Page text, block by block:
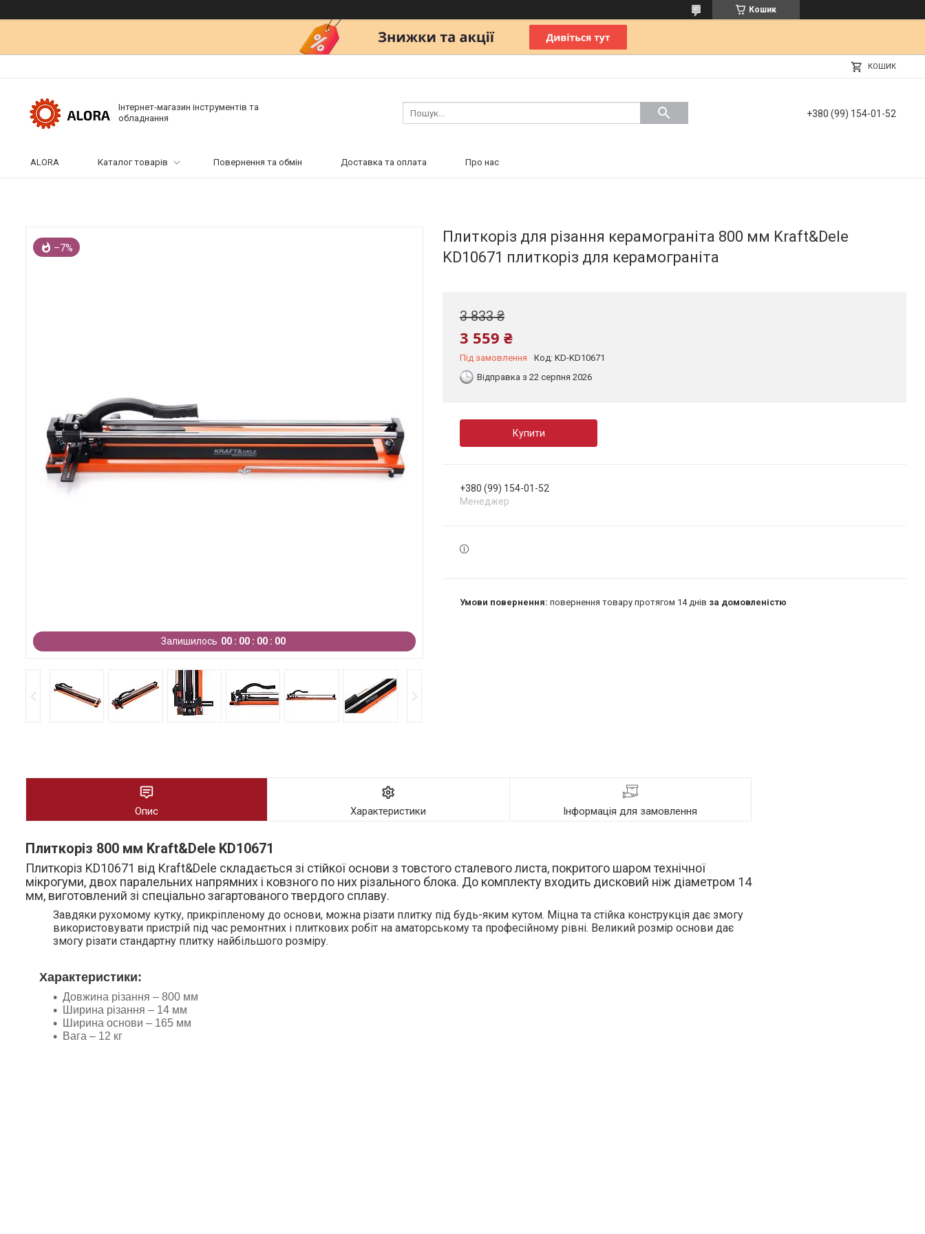
Кошик
КОШИК
Інтернет-магазин інструментів та
обладнання
+380 (99) 154-01-52
ALORA Каталог товарів Повернення та обмін Доставка та оплата Про нас
Залишилось 00 00 00 00
–7%
Плиткоріз для різання керамограніта 800 мм Kraft&Dele
KD10671 плиткоріз для керамограніта
3 833 ₴
3 559 ₴
Під замовлення Код: KD-KD10671
Відправка з 22 серпня 2026
Купити
+380 (99) 154-01-52
Менеджер
повернення товару протягом 14 днів за домовленістю
Опис Характеристики Інформація для замовлення
Плиткоріз 800 мм Kraft&Dele KD10671
Плиткоріз KD10671 від Kraft&Dele складається зі стійкої основи з товстого сталевого листа, покритого шаром технічної
мікрогуми, двох паралельних напрямних і ковзного по них різального блока. До комплекту входить дисковий ніж діаметром 14
мм, виготовлений зі спеціально загартованого твердого сплаву.
Завдяки рухомому кутку, прикріпленому до основи, можна різати плитку під будь-яким кутом. Міцна та стійка конструкція дає змогу
використовувати пристрій під час ремонтних і плиткових робіт на аматорському та професійному рівні. Великий розмір основи дає
змогу різати стандартну плитку найбільшого розміру.
Характеристики:
Довжина різання – 800 мм
Ширина різання – 14 мм
Ширина основи – 165 мм
Вага – 12 кг